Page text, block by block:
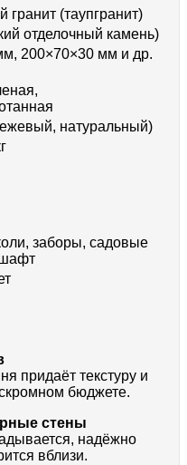
гранит (таупгранит)
отделочный камень)
200×70×30 мм и др.
натуральный)
заборы, садовые
придаёт текстуру и
бюджете.
стены
надёжно
вблизи.